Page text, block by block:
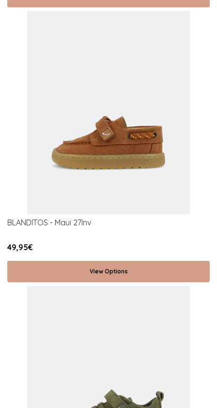
BLANDITOS - Maui 27Inv
49,95€
View Options